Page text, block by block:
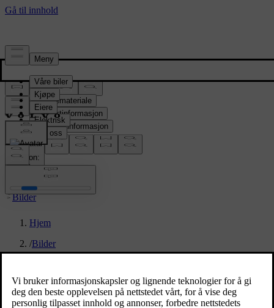
Presserom
Pressemateriale
Produktinformasjon
Selskapsinformasjon
Mediekontakter
location:
NO
Bilder
Hjem
/Bilder